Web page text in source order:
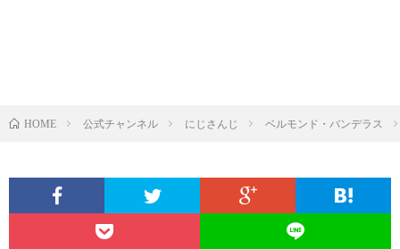
HOME 公式チャンネル にじさんじ ベルモンド・バンデラス